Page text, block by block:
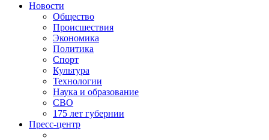
Новости
Общество
Происшествия
Экономика
Политика
Спорт
Культура
Технологии
Наука и образование
СВО
175 лет губернии
Пресс-центр